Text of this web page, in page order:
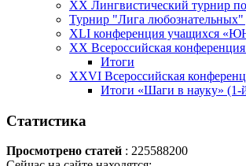
XX Лингвистический турнир
Турнир "Лига любознательных"
XLI конференция учащихся
XX Всероссийская
Итоги
XXVI Всероссийская
Итоги «Шаги в науку» (1-
Статистика
Просмотрено статей : 225588200